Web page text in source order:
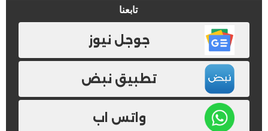
تابعنا
جوجل نيوز
تطبيق نبض
واتس اب